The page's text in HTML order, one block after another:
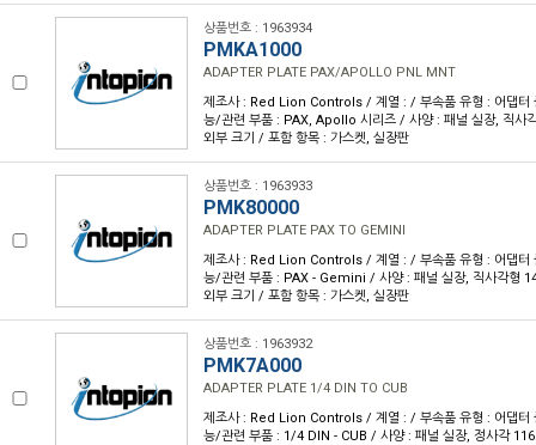
상품번호 : 1963934
PMKA1000
ADAPTER PLATE PAX/APOLLO PNL MNT
제조사 : Red Lion Controls / 계열 : / 부속품 유형 : 어댑터
능/관련 부품 : PAX, Apollo 시리즈 / 사양 : 패널 실장, 직
외부 크기 / 포함 항목 : 가스켓, 실장판
상품번호 : 1963933
PMK80000
ADAPTER PLATE PAX TO GEMINI
제조사 : Red Lion Controls / 계열 : / 부속품 유형 : 어댑터
능/관련 부품 : PAX - Gemini / 사양 : 패널 실장, 직사각형
외부 크기 / 포함 항목 : 가스켓, 실장판
상품번호 : 1963932
PMK7A000
ADAPTER PLATE 1/4 DIN TO CUB
제조사 : Red Lion Controls / 계열 : / 부속품 유형 : 어댑터
능/관련 부품 : 1/4 DIN - CUB / 사양 : 패널 실장, 정사각